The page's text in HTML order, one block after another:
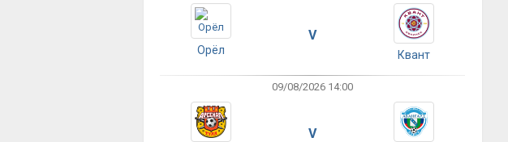
Орёл
V
Квант
09/08/2026 14:00
V